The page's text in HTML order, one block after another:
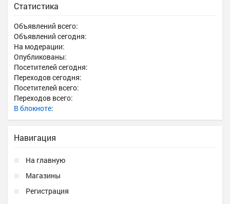
Статистика
Объявлений всего:
Объявлений сегодня:
На модерации:
Опубликованы:
Посетителей сегодня:
Переходов сегодня:
Посетителей всего:
Переходов всего:
В блокноте:
Навигация
На главную
Магазины
Регистрация